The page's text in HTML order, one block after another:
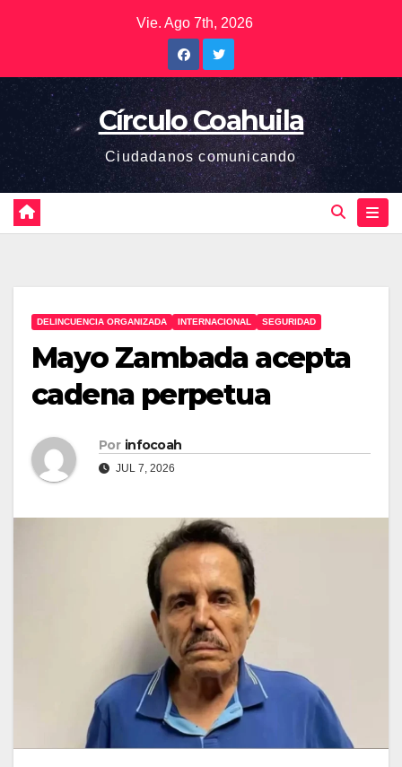
Vie. Ago 7th, 2026
Círculo Coahuila
Ciudadanos comunicando
DELINCUENCIA ORGANIZADA INTERNACIONAL SEGURIDAD
Mayo Zambada acepta
cadena perpetua
Por infocoah
JUL 7, 2026